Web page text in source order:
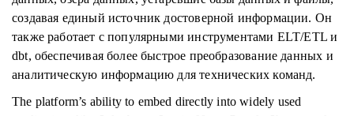
создавая единый источник достоверной информации. Он
также работает с популярными инструментами ELT/ETL и
dbt, обеспечивая более быстрое преобразование данных и
аналитическую информацию для технических команд.
The platform’s ability to embed directly into widely used